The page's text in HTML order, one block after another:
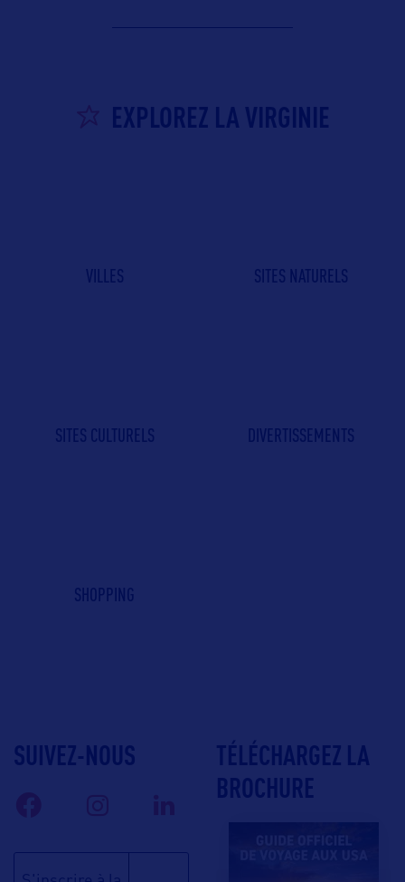
EXPLOREZ LA VIRGINIE
VILLES SITES NATURELS
SITES CULTURELS DIVERTISSEMENTS
SHOPPING
SUIVEZ-NOUS
TÉLÉCHARGEZ LA
BROCHURE